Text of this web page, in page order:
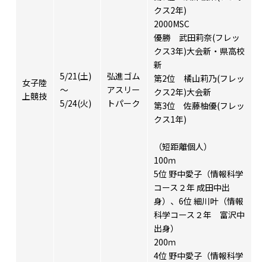
女子陸
上競技
5/21(土)
～
5/24(火)
弘進ゴム
アスリー
トパーク
クス2年)
2000MSC
優勝 武田莉奈(フレッ
クス3年)大会新・県高校
新
第2位 橘山莉乃(フレッ
クス2年)大会新
第3位 佐藤柚優(フレッ
クス1年)
（短距離個人）
100ｍ
5位 野中愛子（情報科学
コース２年 成田中出
身）、6位 細川叶（情報
科学コース２年 富沢中
出身）
200ｍ
4位 野中愛子（情報科学